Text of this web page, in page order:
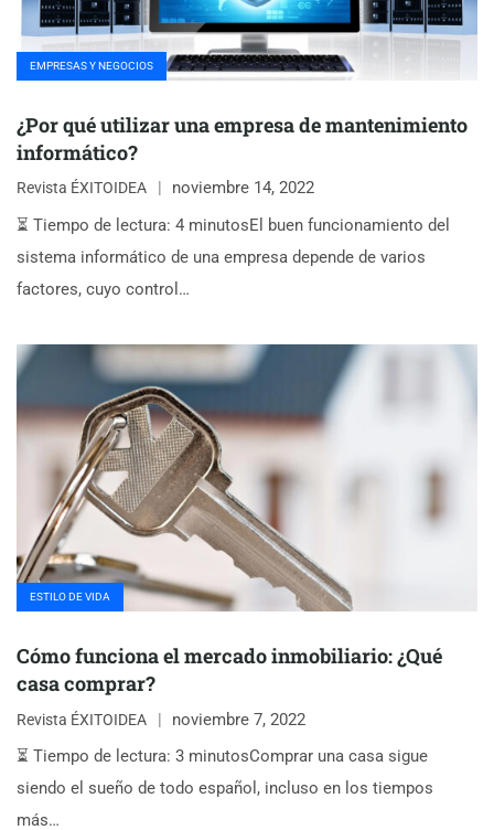
EMPRESAS Y NEGOCIOS
¿Por qué utilizar una empresa de mantenimiento
informático?
Revista ÉXITOIDEA
noviembre 14, 2022
⏳ Tiempo de lectura: 4 minutosEl buen funcionamiento del
sistema informático de una empresa depende de varios
factores, cuyo control…
ESTILO DE VIDA
Cómo funciona el mercado inmobiliario: ¿Qué
casa comprar?
Revista ÉXITOIDEA
noviembre 7, 2022
⏳ Tiempo de lectura: 3 minutosComprar una casa sigue
siendo el sueño de todo español, incluso en los tiempos
más…